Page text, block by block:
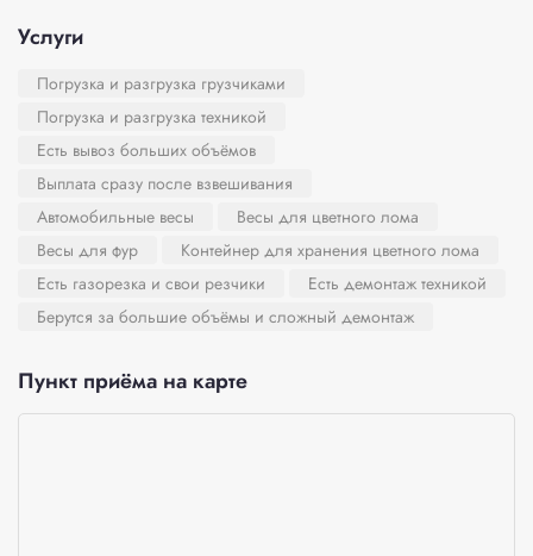
Услуги
Погрузка и разгрузка грузчиками
Погрузка и разгрузка техникой
Есть вывоз больших объёмов
Выплата сразу после взвешивания
Автомобильные весы
Весы для цветного лома
Весы для фур
Контейнер для хранения цветного лома
Есть газорезка и свои резчики
Есть демонтаж техникой
Берутся за большие объёмы и сложный демонтаж
Пункт приёма на карте